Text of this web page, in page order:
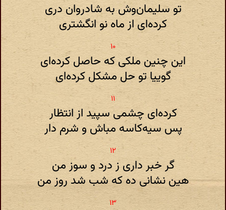
تو سلیمان‌وش به شادروان دری
کرده‌ای از ماه نو انگشتری
این چنین ملکی که حاصل کرده‌ای
گوییا تو حل مشکل کرده‌ای
کرده‌ای چشمی سپید از انتظار
پس سیه‌کاسه مباش و شرم دار
گر خبر داری ز درد و سوز من
هین نشانی ده که شب شد روز من